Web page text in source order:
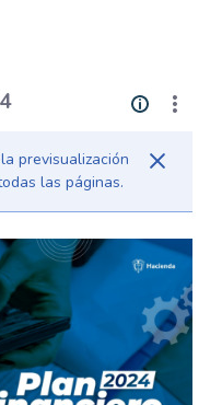
previsualización
las páginas.